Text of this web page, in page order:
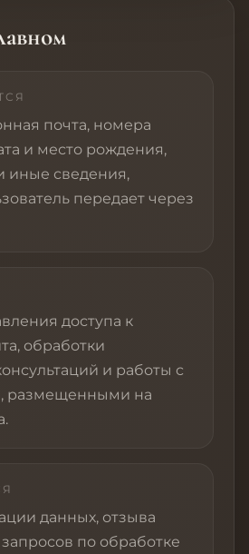
почта, номера
и место рождения,
иные сведения,
передает через
доступа к
обработки
и работы с
размещенными на
данных, отзыва
по обработке